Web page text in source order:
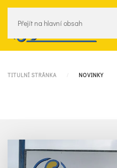
Přejít na hlavní obsah
TITULNÍ STRÁNKA NOVINKY